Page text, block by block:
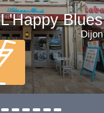
L'Happy Blues
Dijon